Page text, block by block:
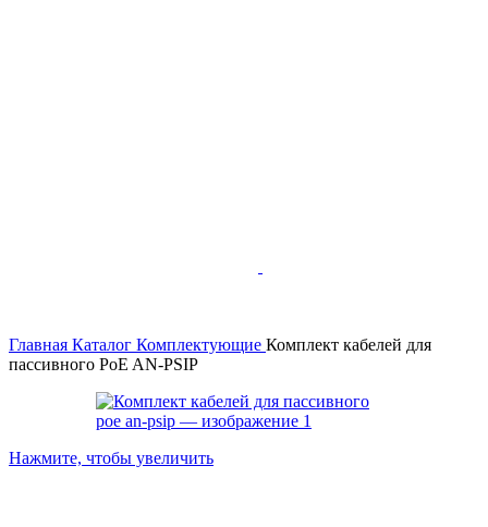
Главная Каталог Комплектующие Комплект кабелей для
пассивного PoE AN-PSIP
Нажмите, чтобы увеличить